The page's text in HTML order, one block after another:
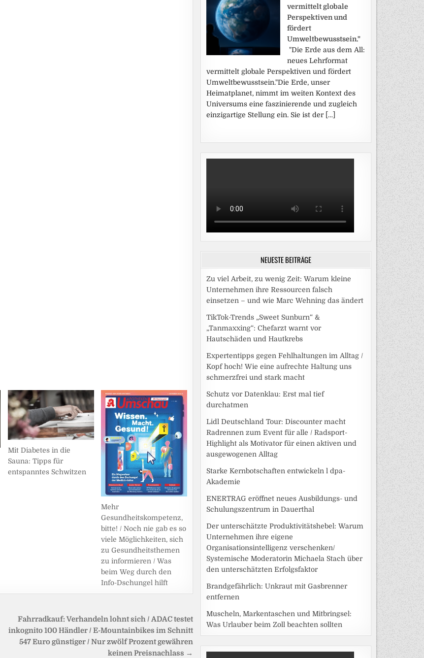
Mit Diabetes in die
Sauna: Tipps für
entspanntes Schwitzen
Mehr
Gesundheitskompetenz,
bitte! / Noch nie gab es so
viele Möglichkeiten, sich
zu Gesundheitsthemen
zu informieren / Was
beim Weg durch den
Info-Dschungel hilft
Fahrradkauf: Verhandeln lohnt sich / ADAC testet
inkognito 100 Händler / E-Mountainbikes im Schnitt
547 Euro günstiger / Nur zwölf Prozent gewähren
keinen Preisnachlass →
vermittelt globale
Perspektiven und
fördert
Umweltbewusstsein."
"Die Erde aus dem All:
neues Lehrformat
vermittelt globale Perspektiven und fördert
Umweltbewusstsein."Die Erde, unser
Heimatplanet, nimmt im weiten Kontext des
Universums eine faszinierende und zugleich
einzigartige Stellung ein. Sie ist der […]
NEUESTE BEITRÄGE
Zu viel Arbeit, zu wenig Zeit: Warum kleine
Unternehmen ihre Ressourcen falsch
einsetzen – und wie Marc Wehning das ändert
TikTok-Trends „Sweet Sunburn“ &
„Tanmaxxing“: Chefarzt warnt vor
Hautschäden und Hautkrebs
Expertentipps gegen Fehlhaltungen im Alltag /
Kopf hoch! Wie eine aufrechte Haltung uns
schmerzfrei und stark macht
Schutz vor Datenklau: Erst mal tief
durchatmen
Lidl Deutschland Tour: Discounter macht
Radrennen zum Event für alle / Radsport-
Highlight als Motivator für einen aktiven und
ausgewogenen Alltag
Starke Kernbotschaften entwickeln l dpa-
Akademie
ENERTRAG eröffnet neues Ausbildungs- und
Schulungszentrum in Dauerthal
Der unterschätzte Produktivitätshebel: Warum
Unternehmen ihre eigene
Organisationsintelligenz verschenken/
Systemische Moderatorin Michaela Stach über
den unterschätzten Erfolgsfaktor
Brandgefährlich: Unkraut mit Gasbrenner
entfernen
Muscheln, Markentaschen und Mitbringsel:
Was Urlauber beim Zoll beachten sollten